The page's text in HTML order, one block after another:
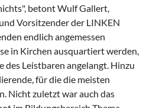
betont Wulf Gallert,
Vorsitzender der LINKEN
endlich angemessen
in Kirchen ausquartiert werden,
des Leistbaren angelangt. Hinzu
für die die meisten
Nicht zuletzt war auch das